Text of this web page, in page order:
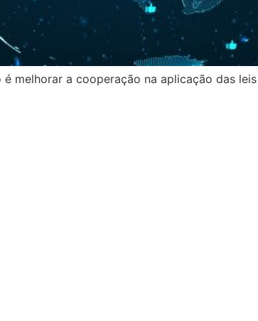
melhorar a cooperação na aplicação das